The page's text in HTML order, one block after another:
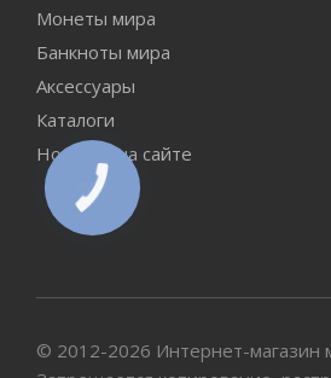
Монеты мира
Банкноты мира
Аксессуары
Каталоги
Новинки на сайте
© 2012-2026 Интернет-магазин
КНОПКА
СВЯЗИ